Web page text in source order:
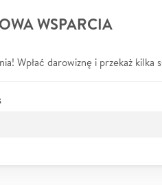
WSPARCIA
Wpłać darowiznę i przekaż kilka